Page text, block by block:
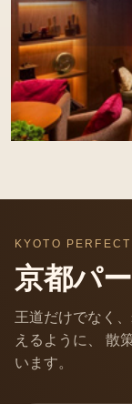
KYOTO
京都パ
王道だけでなく
えるように、 散
います。